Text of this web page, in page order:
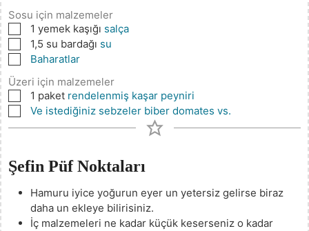
Sosu için malzemeler
▢1 yemek kaşığı salça
▢1,5 su bardağı su
▢
Baharatlar
Üzeri için malzemeler
▢1 paket rendelenmiş kaşar peyniri
▢
Ve istediğiniz sebzeler biber domates vs.
Şefin Püf Noktaları
Hamuru iyice yoğurun eyer un yetersiz gelirse biraz
daha un ekleye bilirisiniz.
İç malzemeleri ne kadar küçük keserseniz o kadar